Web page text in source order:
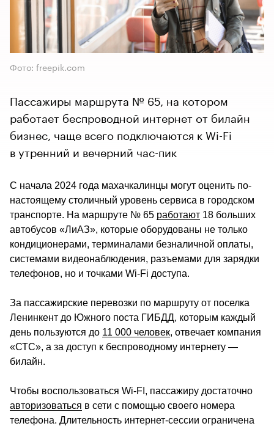
Фото: freepik.com
Пассажиры маршрута № 65, на котором
работает беспроводной интернет от билайн
бизнес, чаще всего подключаются к Wi-Fi
в утренний и вечерний час-пик
С начала 2024 года махачкалинцы могут оценить по-
настоящему столичный уровень сервиса в городском
транспорте. На маршруте № 65 работают 18 больших
автобусов «ЛиАЗ», которые оборудованы не только
кондиционерами, терминалами безналичной оплаты,
системами видеонаблюдения, разъемами для зарядки
телефонов, но и точками Wi-Fi доступа.
За пассажирские перевозки по маршруту от поселка
Ленинкент до Южного поста ГИБДД, которым каждый
день пользуются до 11 000 человек, отвечает компания
«СТС», а за доступ к беспроводному интернету —
билайн.
авторизоваться в сети с помощью своего номера
телефона. Длительность интернет-сессии ограничена